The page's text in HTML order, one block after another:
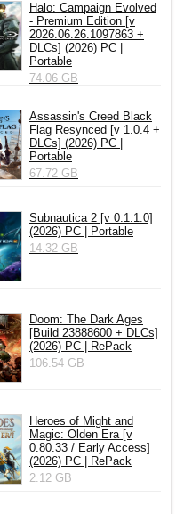
Halo: Campaign Evolved
- Premium Edition [v
2026.06.26.1097863 +
DLCs] (2026) PC |
Portable
74.06 GB
Assassin's Creed Black
Flag Resynced [v 1.0.4 +
DLCs] (2026) PC |
Portable
67.72 GB
Subnautica 2 [v 0.1.1.0]
(2026) PC | Portable
14.32 GB
Doom: The Dark Ages
[Build 23888600 + DLCs]
(2026) PC | RePack
106.54 GB
Heroes of Might and
Magic: Olden Era [v
0.80.33 / Early Access]
(2026) PC | RePack
2.12 GB